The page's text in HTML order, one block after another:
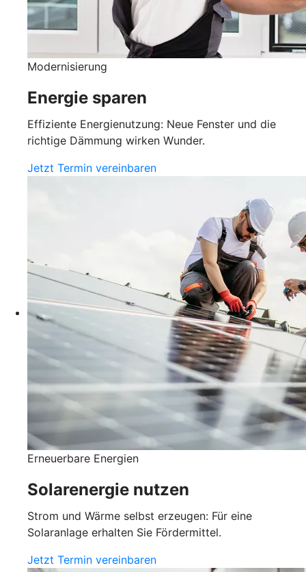
Modernisierung
Energie sparen
Effiziente Energienutzung: Neue Fenster und die
richtige Dämmung wirken Wunder.
Jetzt Termin vereinbaren
Erneuerbare Energien
Solarenergie nutzen
Strom und Wärme selbst erzeugen: Für eine
Solaranlage erhalten Sie Fördermittel.
Jetzt Termin vereinbaren